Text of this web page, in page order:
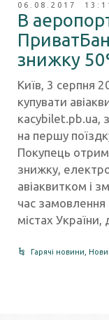
06.08.2017 13:11
В
знижку
Київ, 3 серпня
купувати
касуbilet.pb.ua,
на першу
Покупець
знижку,
авіаквитком і
час замовлення
містах
Гарячі новини ,